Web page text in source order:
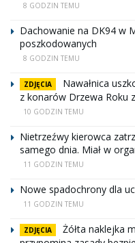
8 GODZIN TEMU
Dachowanie na DK94 w
poszkodowanych
8 GODZIN TEMU
ZDJĘCIA
Nawałnica
z konarów Drzewa Roku
10 GODZIN TEMU
Nietrzeźwy kierowca
samego dnia. Miał w
11 GODZIN TEMU
Nowe spadochrony dla
11 GODZIN TEMU
ZDJĘCIA
Żółta naklejka